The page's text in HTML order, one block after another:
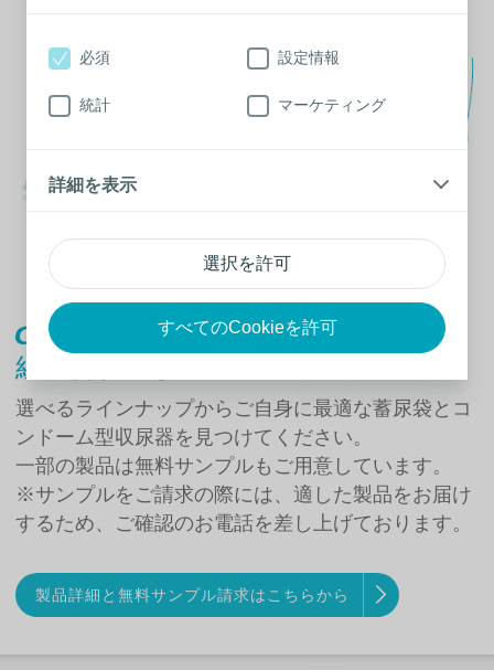
選択を許可
すべてのCookieを許可
必須 設定情報
統計 マーケティング
詳細を表示
組み合わせが選べるラインナップ
選べるラインナップからご自身に最適な蓄尿袋とコ
ンドーム型収尿器を見つけてください。
一部の製品は無料サンプルもご用意しています。
※サンプルをご請求の際には、適した製品をお届け
するため、ご確認のお電話を差し上げております。
製品詳細と無料サンプル請求はこちらから